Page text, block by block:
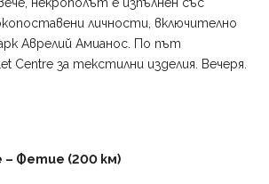
личности, включително
Аврелий Амианос. По път
Centre за текстилни изделия. Вечеря.
– Фетие (200 км)